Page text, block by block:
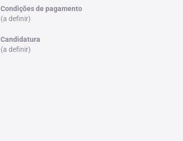
Condições de pagamento
(a definir)
Candidatura
(a definir)